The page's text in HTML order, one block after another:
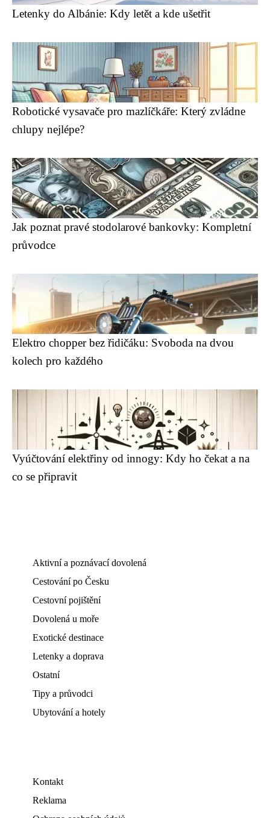
Letenky do Albánie: Kdy letět a kde ušetřit
Robotické vysavače pro mazlíčkáře: Který zvládne
chlupy nejlépe?
Jak poznat pravé stodolarové bankovky: Kompletní
průvodce
Elektro chopper bez řidičáku: Svoboda na dvou
kolech pro každého
Vyúčtování elektřiny od innogy: Kdy ho čekat a na
co se připravit
Aktivní a poznávací dovolená
Cestování po Česku
Cestovní pojištění
Dovolená u moře
Exotické destinace
Letenky a doprava
Ostatní
Tipy a průvodci
Ubytování a hotely
Kontakt
Reklama